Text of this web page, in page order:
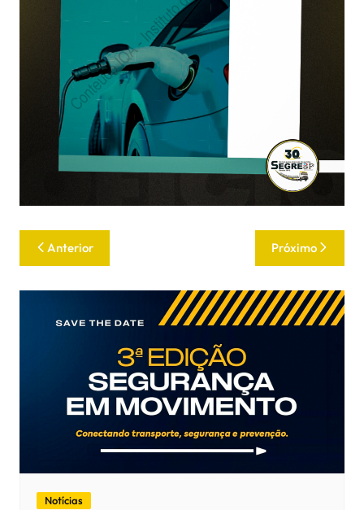
Anterior Próximo
Notícias